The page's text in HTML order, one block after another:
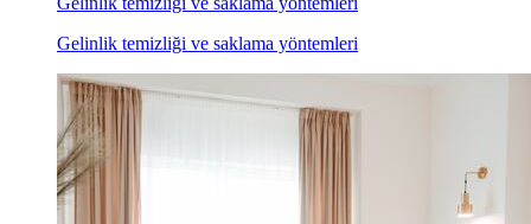
Gelinlik temizliği ve saklama yöntemleri